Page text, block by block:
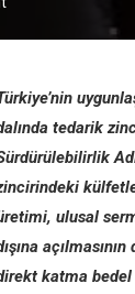
tedarik
ulusal
katma bedel